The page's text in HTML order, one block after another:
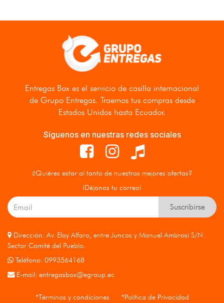
Entregas Box es el servicio de casilla internacional
de Grupo Entregas. Traemos tus compras desde
Estados Unidos hasta Ecuador.
Síguenos en nuestras redes sociales
¿Quiéres estar al tanto de nuestras mejores ofertas?
¡Déjanos tu correo!
Suscribirse
Dirección: Av. Eloy Alfaro, entre Juncos y Manuel Ambrosi S/N.
Sector Comité del Pueblo.
Teléfono: 0993564168
E-mail: entregasbox@egroup.ec
*Términos y condiciones *Política de Privacidad